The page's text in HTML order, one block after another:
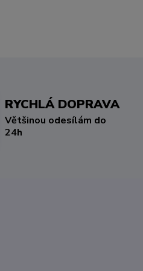
RYCHLÁ DOPRAVA
Většinou odesílám do
24h